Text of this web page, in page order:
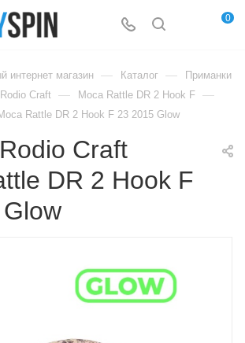
0
интернет магазин — Каталог — Приманки
Rodio Craft — Moca Rattle DR 2 Hook F —
Rattle DR 2 Hook F 23 2015 Glow
Craft
DR 2 Hook F